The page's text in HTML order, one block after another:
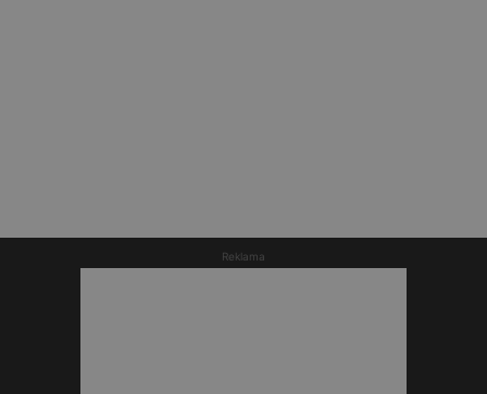
Reklama